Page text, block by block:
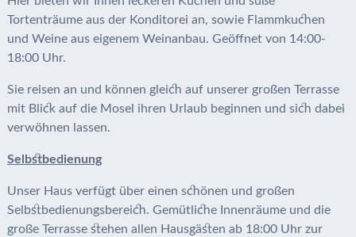
Tortenträume aus der Konditorei an, sowie Flammkuchen
und Weine aus eigenem Weinanbau. Geöffnet von 14:00-
18:00 Uhr.
Sie reisen an und können gleich auf unserer großen Terrasse
mit Blick auf die Mosel ihren Urlaub beginnen und sich dabei
verwöhnen lassen.
Selbstbedienung
Unser Haus verfügt über einen schönen und großen
Selbstbedienungsbereich. Gemütliche Innenräume und die
große Terrasse stehen allen Hausgästen ab 18:00 Uhr zur